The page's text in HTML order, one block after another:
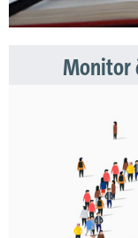
Monitor